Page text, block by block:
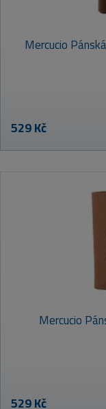
Mercucio
529 Kč
Mercucio
529 Kč